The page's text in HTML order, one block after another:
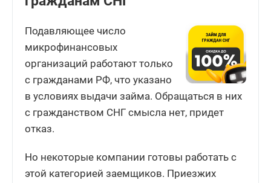
Подавляющее число
микрофинансовых
организаций работают только
с гражданами РФ, что указано
в условиях выдачи займа. Обращаться в них
с гражданством СНГ смысла нет, придет
отказ.
Но некоторые компании готовы работать с
этой категорией заемщиков. Приезжих